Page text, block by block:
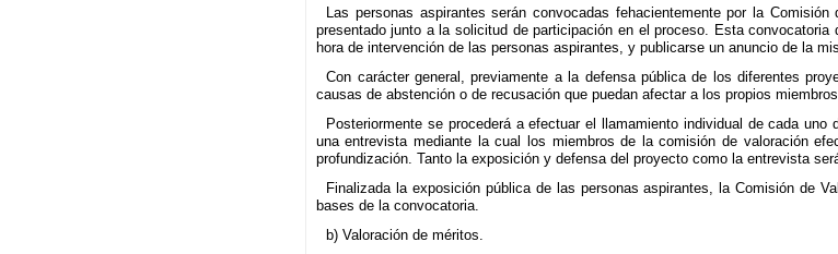
Las personas aspirantes serán convocadas fehacientemente por la
presentado junto a la solicitud de participación en el proceso. Esta
hora de intervención de las personas aspirantes, y publicarse un anuncio de la
Con carácter general, previamente a la defensa pública de los diferentes
causas de abstención o de recusación que puedan afectar a los propios
Posteriormente se procederá a efectuar el llamamiento individual de cada
una entrevista mediante la cual los miembros de la comisión de valoración
profundización. Tanto la exposición y defensa del proyecto como la entrevista
Finalizada la exposición pública de las personas aspirantes, la Comisión de
bases de la convocatoria.
b) Valoración de méritos.